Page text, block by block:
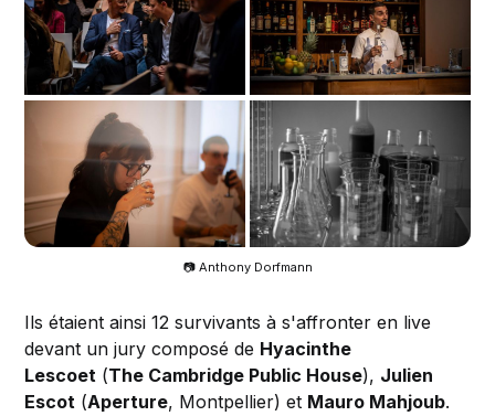
📷 Anthony Dorfmann
Ils étaient ainsi 12 survivants à s'affronter en live
devant un jury composé de Hyacinthe
Lescoet (The Cambridge Public House), Julien
Escot (Aperture, Montpellier) et Mauro Mahjoub.